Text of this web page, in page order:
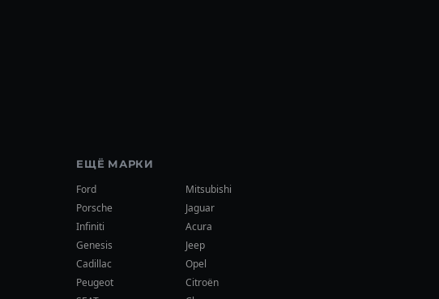
ЕЩЁ МАРКИ
Ford
Mitsubishi
Porsche
Jaguar
Infiniti
Acura
Genesis
Jeep
Cadillac
Opel
Peugeot
Citroën